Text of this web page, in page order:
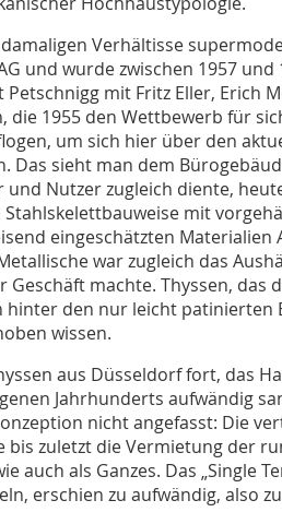
Verhältisse
und wurde zwischen 1957
Petschnigg mit Fritz Eller, Erich
die 1955 den Wettbewerb für
um sich hier über den
Das sieht man dem
und Nutzer zugleich diente,
Stahlskelettbauweise mit
eingeschätzten
war zugleich das
Geschäft machte. Thyssen, das
hinter den nur leicht patinierten
wissen.
aus Düsseldorf fort, das
Jahrhunderts aufwändig
nicht angefasst: Die
zuletzt die Vermietung der
auch als Ganzes. Das „Single
erschien zu aufwändig, also